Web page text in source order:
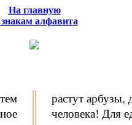
На главную
алфавита
растут
человека! Для